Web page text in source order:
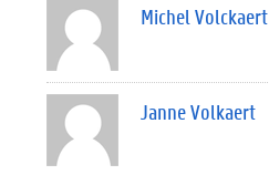
Michel Volckaert
Janne Volkaert